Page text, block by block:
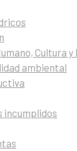
Cultura
ambiental
incumplidos